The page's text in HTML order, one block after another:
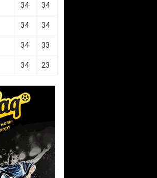
34 34
34 34
34 33
34 23